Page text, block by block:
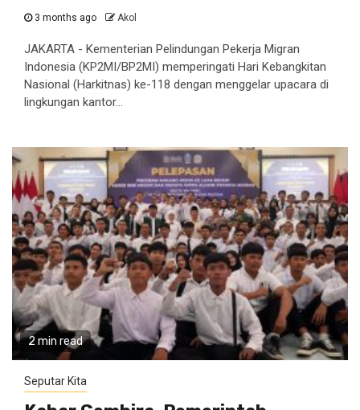
3 months ago Akol
JAKARTA - Kementerian Pelindungan Pekerja Migran
Indonesia (KP2MI/BP2MI) memperingati Hari Kebangkitan
Nasional (Harkitnas) ke-118 dengan menggelar upacara di
lingkungan kantor...
2 min read
Seputar Kita